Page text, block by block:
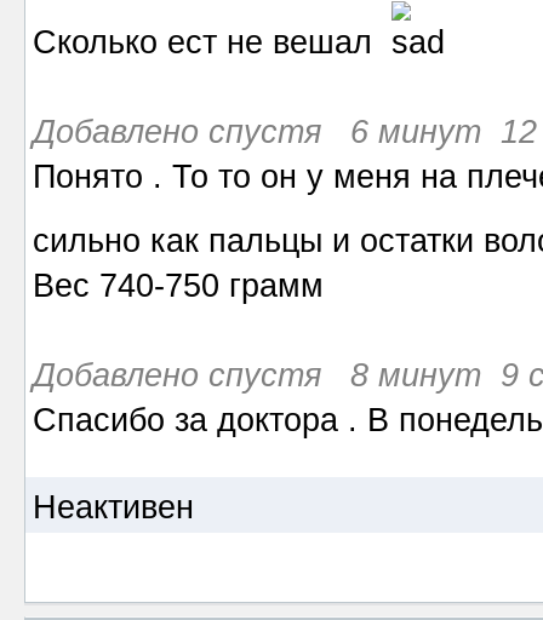
Сколько ест не вешал
Добавлено спустя 6 минут 12
Понято . То то он у меня на
сильно как пальцы и остатки
Вес 740-750 грамм
Добавлено спустя 8 минут 9
Спасибо за доктора . В
Неактивен